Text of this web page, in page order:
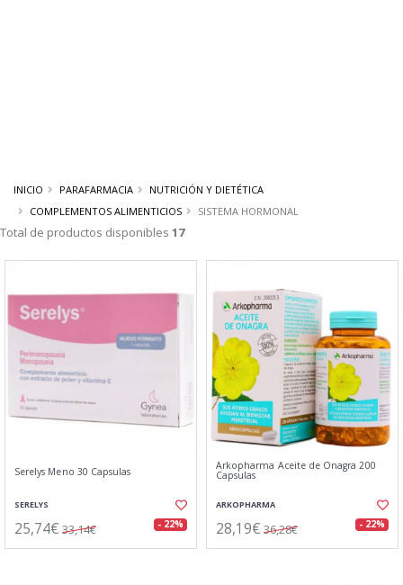
INICIO PARAFARMACIA
NUTRICIÓN Y DIETÉTICA
COMPLEMENTOS ALIMENTICIOS
SISTEMA HORMONAL
Total de productos disponibles 17
Serelys Meno 30 Capsulas
SERELYS
25,74€ 33,14€ - 22%
Arkopharma Aceite de Onagra 200
Capsulas
ARKOPHARMA
28,19€ 36,28€ - 22%